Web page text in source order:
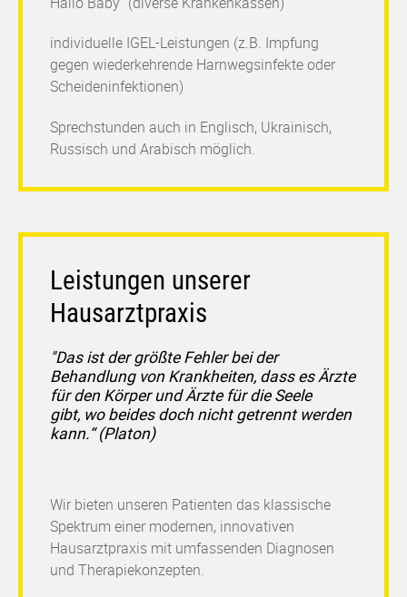
individuelle IGEL-Leistungen (z.B. Impfung
gegen wiederkehrende Harnwegsinfekte oder
Scheideninfektionen)
Sprechstunden auch in Englisch, Ukrainisch,
Russisch und Arabisch möglich.
Leistungen unserer
Hausarztpraxis
"Das ist der größte Fehler bei der
Behandlung von Krankheiten, dass es Ärzte
für den Körper und Ärzte für die Seele
gibt, wo beides doch nicht getrennt werden
kann.“ (Platon)
Wir bieten unseren Patienten das klassische
Spektrum einer modernen, innovativen
Hausarztpraxis mit umfassenden Diagnosen
und Therapiekonzepten.